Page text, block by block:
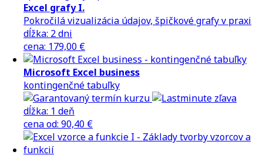
Excel grafy I.
Pokročilá vizualizácia údajov, špičkové grafy v praxi
dĺžka: 2 dni
cena: 179,00 €
Microsoft Excel business
kontingenčné tabuľky
dĺžka: 1 deň
cenaod: 90,40 €